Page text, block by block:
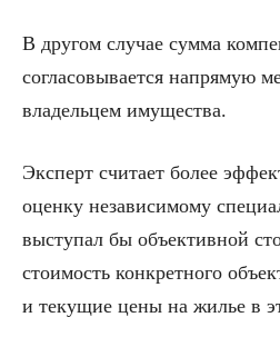
В другом случае сумма
согласовывается напрямую
владельцем имущества.
Эксперт считает более
оценку независимому
выступал бы объективной
стоимость конкретного
и текущие цены на жилье в